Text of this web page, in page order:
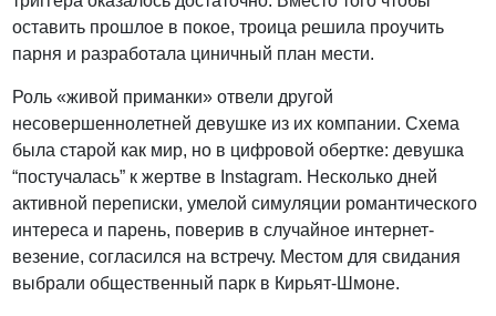
оставить прошлое в покое, троица решила проучить
парня и разработала циничный план мести.
Роль «живой приманки» отвели другой
несовершеннолетней девушке из их компании. Схема
была старой как мир, но в цифровой обертке: девушка
“постучалась” к жертве в Instagram. Несколько дней
активной переписки, умелой симуляции романтического
интереса и парень, поверив в случайное интернет-
везение, согласился на встречу. Местом для свидания
выбрали общественный парк в Кирьят-Шмоне.